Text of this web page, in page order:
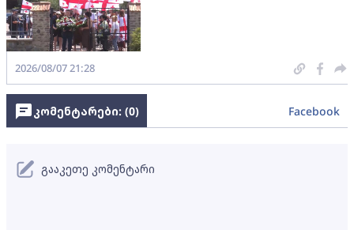
2026/08/07 21:28
კომენტარები: (0) Facebook
გააკეთე კომენტარი